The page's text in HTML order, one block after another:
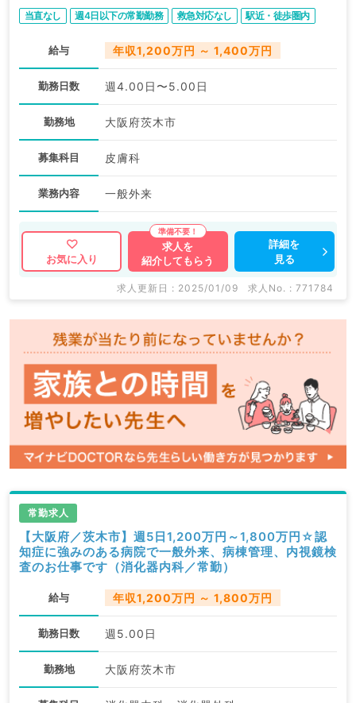
当直なし 週4日以下の常勤勤務 救急対応なし 駅近・徒歩圏内
給与 年収1,200万円 ～ 1,400万円
勤務日数 週4.00日〜5.00日
勤務地 大阪府茨木市
募集科目 皮膚科
業務内容 一般外来
お気に入り
求人を
紹介してもらう
詳細を
見る
求人更新日 : 2025/01/09 求人No. : 771784
常勤求人
【大阪府／茨木市】週5日1,200万円～1,800万円☆認
知症に強みのある病院で一般外来、病棟管理、内視鏡検
査のお仕事です（消化器内科／常勤）
給与 年収1,200万円 ～ 1,800万円
勤務日数 週5.00日
勤務地 大阪府茨木市